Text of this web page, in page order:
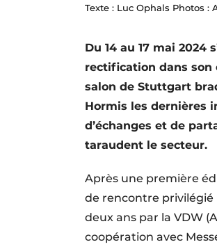
Termes et
Texte : Luc Ophals Photos :
Du 14 au 17 mai
rectification dans son
salon de Stuttgart
Hormis les dernières
d’échanges et de
taraudent le secteur.
Après une première
de rencontre privilégié
deux ans par la VDW
coopération avec